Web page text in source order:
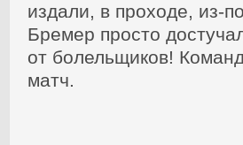
издали, в проходе, из-
Бремер просто
от болельщиков!
матч.